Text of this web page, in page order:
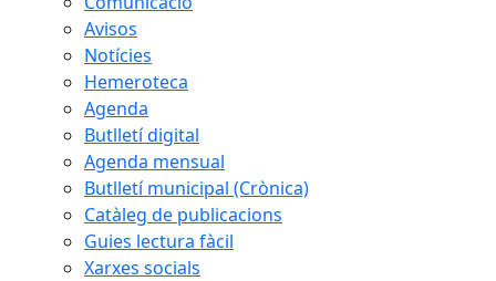
Avisos
Notícies
Hemeroteca
Agenda
Butlletí digital
Agenda mensual
Butlletí municipal (Crònica)
Catàleg de publicacions
Guies lectura fàcil
Xarxes socials